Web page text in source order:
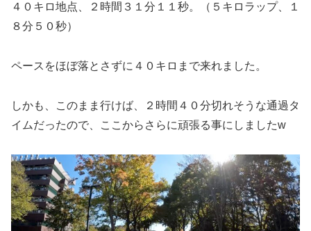
４０キロ地点、２時間３１分１１秒。（５キロラップ、１
８分５０秒）
ペースをほぼ落とさずに４０キロまで来れました。
しかも、このまま行けば、２時間４０分切れそうな通過タ
イムだったので、ここからさらに頑張る事にしましたw